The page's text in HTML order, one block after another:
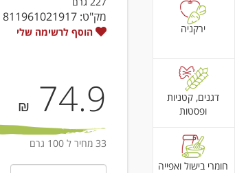
ירקניה
דגנים, קטניות
ופסטות
חומרי בישול ואפייה
מק"ט: 811961021917
הוסף לרשימה שלי
74.9
₪
33 מחיר ל 100 גרם